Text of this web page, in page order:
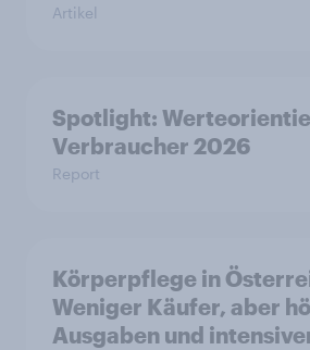
Artikel
Spotlight:
Verbraucher 2026
Report
Körperpflege in
Weniger Käufer, aber
Ausgaben und